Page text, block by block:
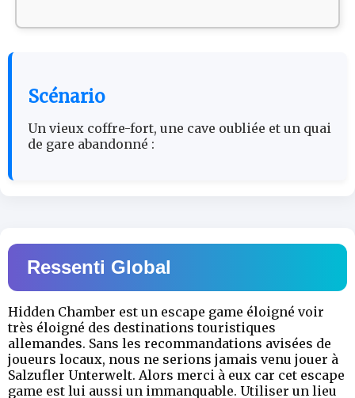
Scénario
Un vieux coffre-fort, une cave oubliée et un quai
de gare abandonné :
Ressenti Global
Hidden Chamber est un escape game éloigné voir
très éloigné des destinations touristiques
allemandes. Sans les recommandations avisées de
joueurs locaux, nous ne serions jamais venu jouer à
Salzufler Unterwelt. Alors merci à eux car cet escape
game est lui aussi un immanquable. Utiliser un lieu